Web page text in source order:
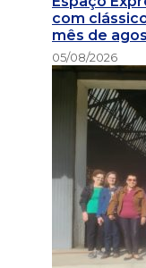
com
mês de
05/08/2026